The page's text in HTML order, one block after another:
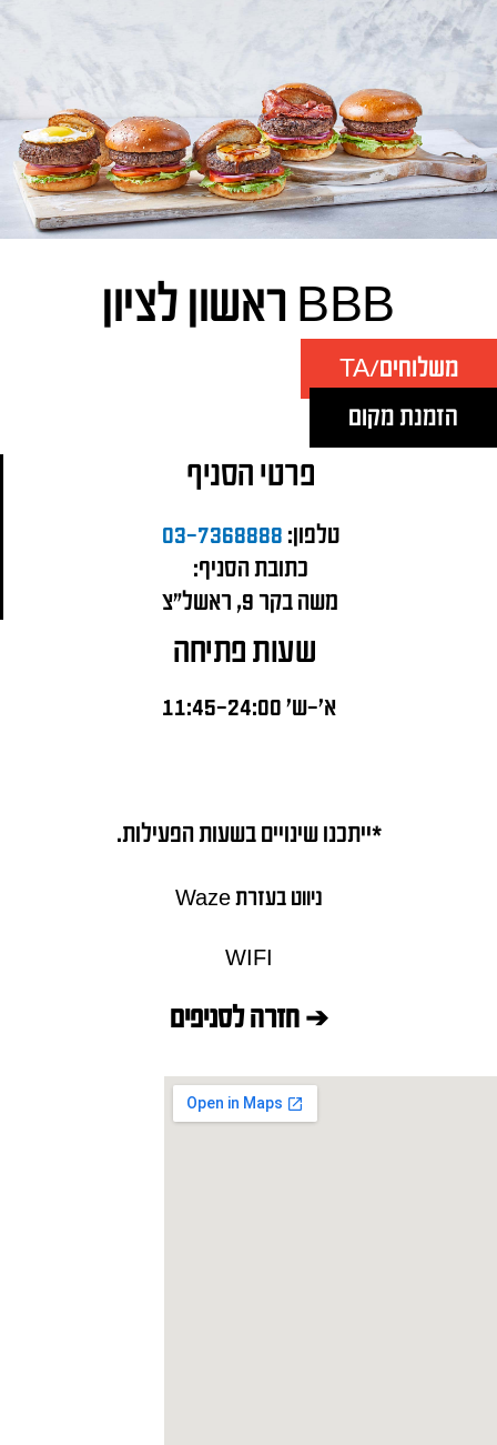
BBB ראשון לציון
משלוחים/TA
הזמנת מקום
פרטי הסניף
טלפון: 03-7368888
כתובת הסניף:
משה בקר 9, ראשל"צ
שעות פתיחה
א'-ש' 11:45-24:00
*ייתכנו שינויים בשעות הפעילות.
ניווט בעזרת Waze
WIFI
➔ חזרה לסניפים